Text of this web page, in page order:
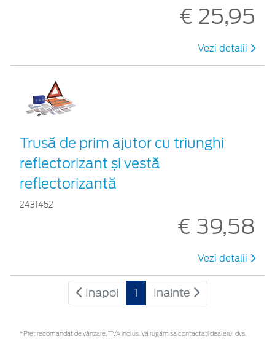
€ 25,95
Vezi detalii
Trusă de prim ajutor cu triunghi
reflectorizant și vestă
reflectorizantă
2431452
€ 39,58
Vezi detalii
Inapoi 1 Inainte
*Preţ recomandat de vânzare, TVA inclus. Vă rugăm să contactaţi dealerul dvs.